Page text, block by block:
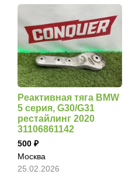
Реактивная тяга BMW
5 серия, G30/G31
рестайлинг 2020
31106861142
500
Москва
25.02.2026